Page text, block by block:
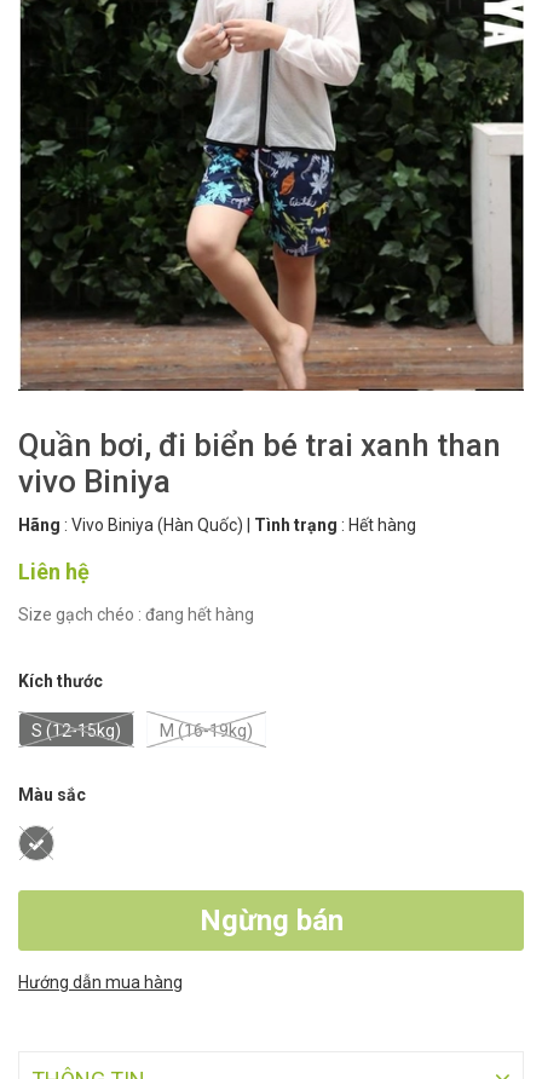
Quần bơi, đi biển bé trai xanh than
vivo Biniya
Hãng : Vivo Biniya (Hàn Quốc) Tình trạng : Hết hàng
Liên hệ
Size gạch chéo : đang hết hàng
Kích thước
S (12-15kg) M (16-19kg)
Màu sắc
Ngừng bán
Hướng dẫn mua hàng